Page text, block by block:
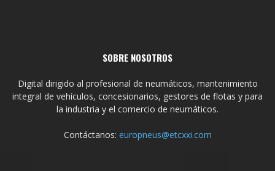
SOBRE NOSOTROS
Digital dirigido al profesional de neumáticos, mantenimiento
integral de vehículos, concesionarios, gestores de flotas y para
la industria y el comercio de neumáticos.
Contáctanos: europneus@etcxxi.com